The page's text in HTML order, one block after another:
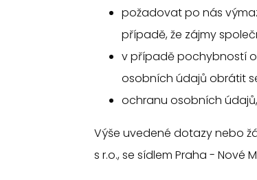
požadovat po nás
případě, že zájmy
v případě pochybností
osobních údajů obrátit
ochranu osobních
Výše uvedené dotazy nebo
s r.o., se sídlem Praha - Nové